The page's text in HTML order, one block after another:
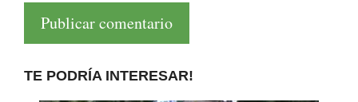
TE PODRÍA INTERESAR!